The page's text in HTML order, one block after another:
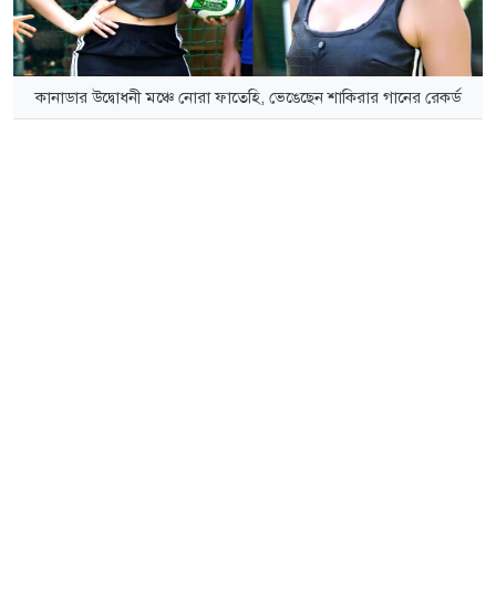
কানাডার উদ্বোধনী মঞ্চে নোরা ফাতেহি, ভেঙেছেন শাকিরার গানের রেকর্ড